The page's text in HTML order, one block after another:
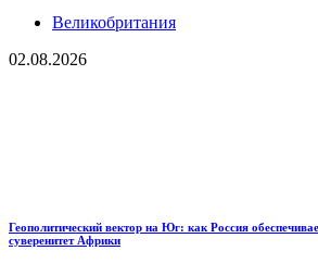
Великобритания
02.08.2026
Геополитический вектор на Юг: как Россия
суверенитет Африки